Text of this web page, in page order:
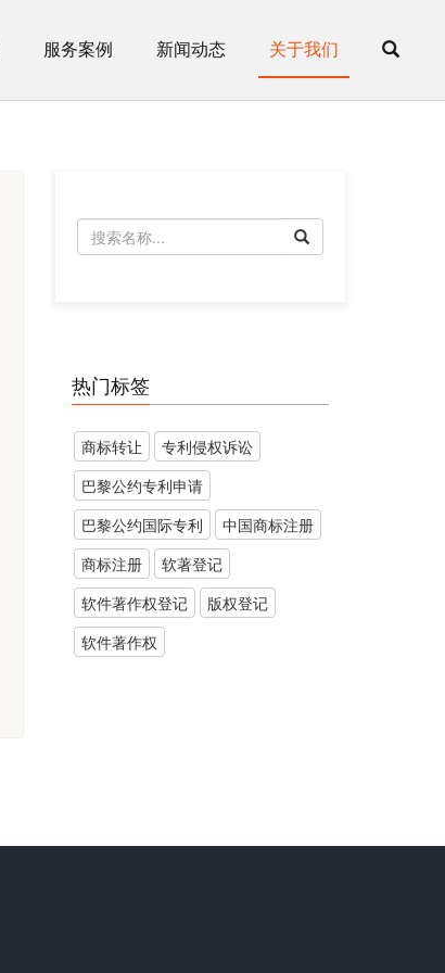
服务案例 新闻动态 关于我们
热门标签
商标转让
​专利侵权诉讼
巴黎公约专利申请
巴黎公约国际专利
中国商标注册
商标注册
软著登记
软件著作权登记
版权登记
软件著作权